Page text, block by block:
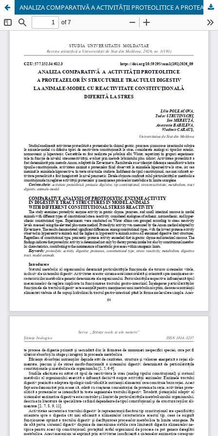
ANALIZA COMPARATIVĂ A ACTIVITĂȚII PROTEOLITICE A PROTEAZELOR ÎN STRUCTURILE TRACTULUI DIGESTIV LA ANIMALE-MODEL CU REACTIVITATE CONSTITUȚIONALĂ DIFERITĂ LA STRES